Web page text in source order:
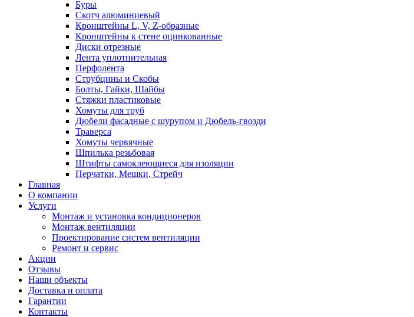
Буры
Скотч алюминиевый
Кронштейны L, V, Z-образные
Кронштейны к стене оцинкованные
Диски отрезные
Лента уплотнительная
Перфолента
Струбцины и Скобы
Болты, Гайки, Шайбы
Стяжки пластиковые
Хомуты для труб
Дюбели фасадные с шурупом и Дюбель-гвозди
Траверса
Хомуты червячные
Шпилька резьбовая
Штифты самоклеющиеся для изоляции
Перчатки, Мешки, Стрейч
Главная
О компании
Услуги
Монтаж и установка кондиционеров
Монтаж вентиляции
Проектирование систем вентиляции
Ремонт и сервис
Акции
Отзывы
Наши объекты
Доставка и оплата
Гарантии
Контакты